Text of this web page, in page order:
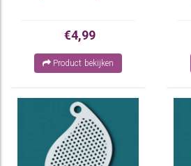
€4,99
Product bekijken